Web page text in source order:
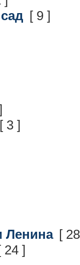
[ 9 ]
[ 3 ]
Ленина [
24 ]